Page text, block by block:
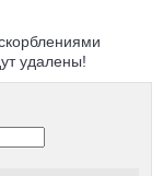
удалены!